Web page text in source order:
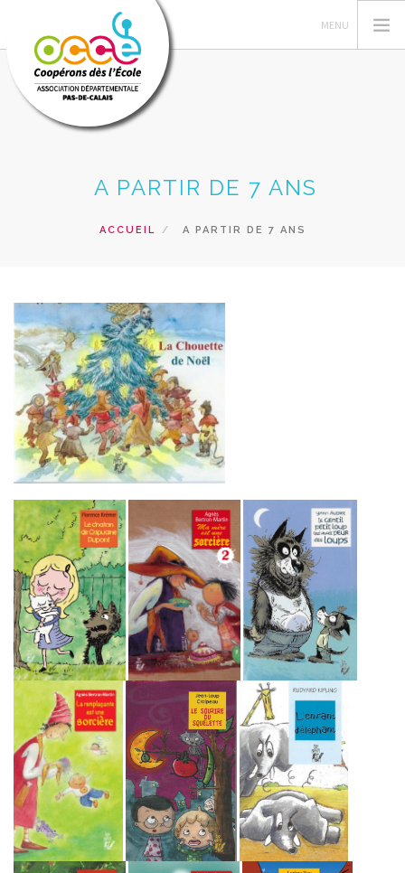
GERER SA COOPERATIVE
RECHERCHER
CONTACT
A PARTIR DE 7 ANS
ACCUEIL A PARTIR DE 7 ANS